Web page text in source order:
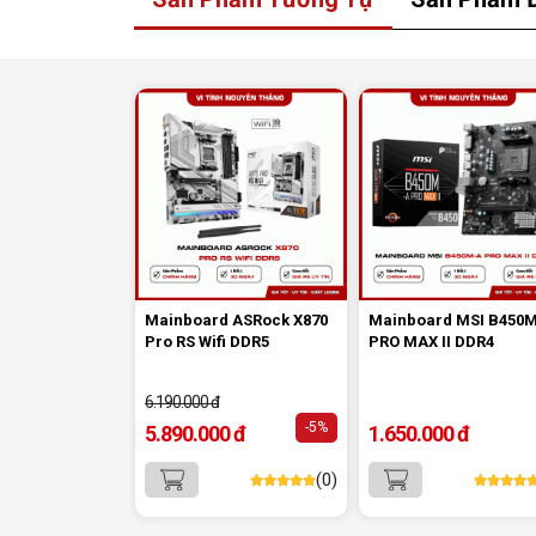
Ethernetgiúp nâng cao hiệu suất mạng có
Mainboard ASRock X870
Pro RS Wifi DDR5
6.190.000 đ
5.890.000 đ -5%
(0)
Mainboard MSI
PRO MAX II DDR4
1.650.000 đ